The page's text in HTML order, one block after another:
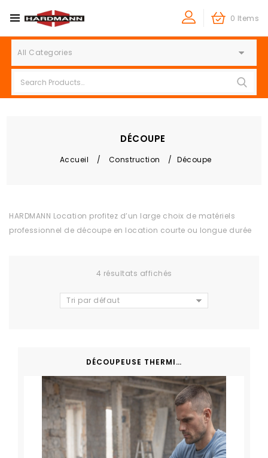
0 Items
All Categories
DÉCOUPE
Accueil / Construction / Découpe
HARDMANN Location profitez d’un large choix de matériels
professionnel de découpe en location courte ou longue durée
4 résultats affichés
Tri par défaut
DÉCOUPEUSE THERMIQUE MAKITA EK7301WS